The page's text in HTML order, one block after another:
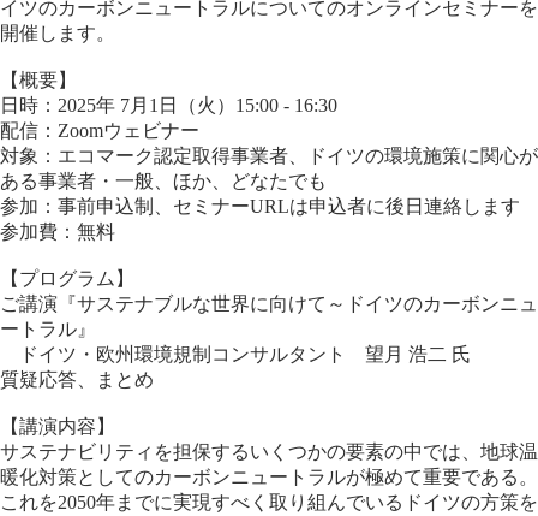
イツのカーボンニュートラルについてのオンラインセミナーを
開催します。
【概要】
日時：2025年 7月1日（火）15:00 - 16:30
配信：Zoomウェビナー
対象：エコマーク認定取得事業者、ドイツの環境施策に関心が
ある事業者・一般、ほか、どなたでも
参加：事前申込制、セミナーURLは申込者に後日連絡します
参加費：無料
【プログラム】
ご講演『サステナブルな世界に向けて～ドイツのカーボンニュ
ートラル』
ドイツ・欧州環境規制コンサルタント 望月 浩二 氏
質疑応答、まとめ
【講演内容】
サステナビリティを担保するいくつかの要素の中では、地球温
暖化対策としてのカーボンニュートラルが極めて重要である。
これを2050年までに実現すべく取り組んでいるドイツの方策を